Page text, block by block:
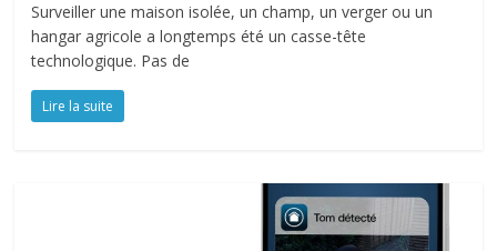
Surveiller une maison isolée, un champ, un verger ou un
hangar agricole a longtemps été un casse-tête
technologique. Pas de
Lire la suite